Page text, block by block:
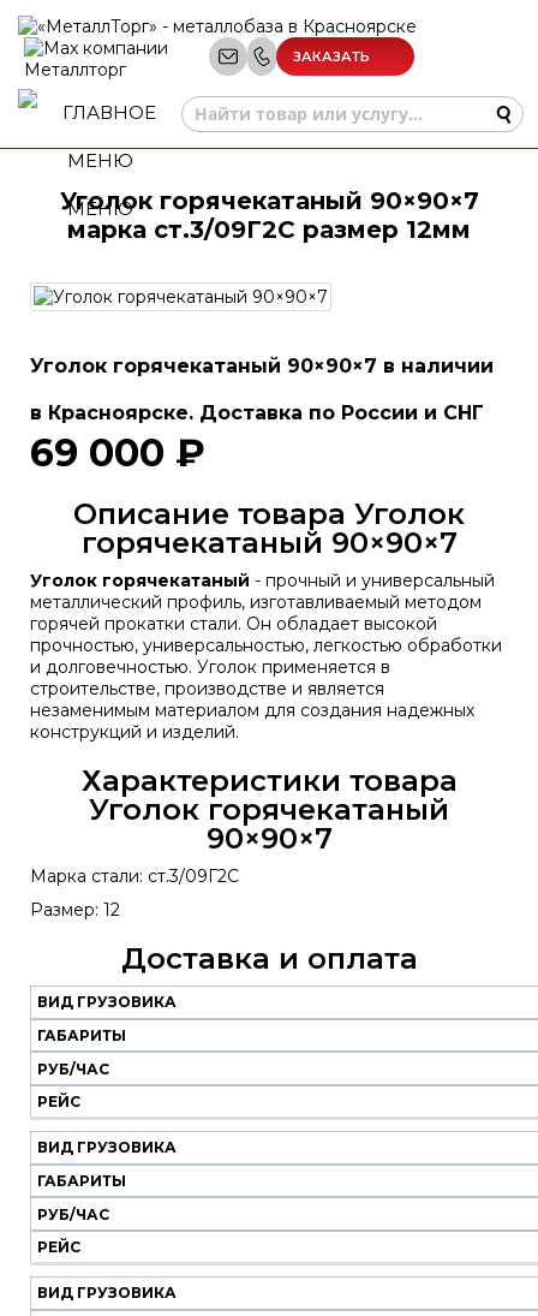
ЗАКАЗАТЬ
МЕНЮ
Уголок горячекатаный 90×90×7
марка ст.3/09Г2С размер 12мм
Уголок горячекатаный 90×90×7 в наличии
в Красноярске. Доставка по России и СНГ
69 000 ₽
Описание товара Уголок
горячекатаный 90×90×7
Уголок горячекатаный - прочный и универсальный
металлический профиль, изготавливаемый методом
горячей прокатки стали. Он обладает высокой
прочностью, универсальностью, легкостью обработки
и долговечностью. Уголок применяется в
строительстве, производстве и является
незаменимым материалом для создания надежных
конструкций и изделий.
Характеристики товара
Уголок горячекатаный
90×90×7
Марка стали: ст.3/09Г2С
Размер: 12
Доставка и оплата
Наш
транспорт
Вид
грузовика
Габариты
Руб/
час
Рейс
ВИД ГРУЗОВИКА
ГАБАРИТЫ
РУБ/ЧАС
РЕЙС
ВИД ГРУЗОВИКА
ГАБАРИТЫ
РУБ/ЧАС
РЕЙС
ВИД ГРУЗОВИКА